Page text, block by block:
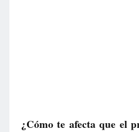
¿Cómo te afecta que el